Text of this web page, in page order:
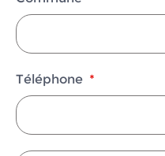
Téléphone *